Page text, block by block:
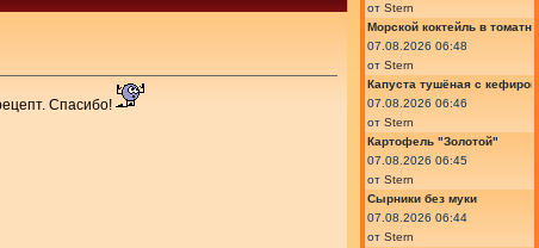
Спасибо!
от Stern
Морской коктейль в
07.08.2026 06:48
от Stern
Капуста тушёная с кефиром
07.08.2026 06:46
от Stern
Картофель "Золотой"
07.08.2026 06:45
от Stern
Сырники без муки
07.08.2026 06:44
от Stern